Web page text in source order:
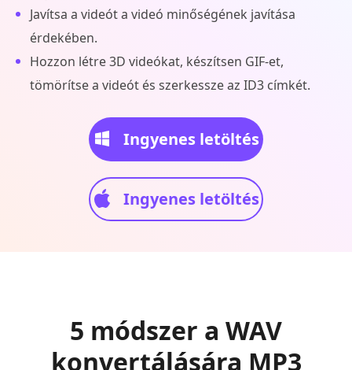
Javítsa a videót a videó minőségének javítása
érdekében.
Hozzon létre 3D videókat, készítsen GIF-et,
tömörítse a videót és szerkessze az ID3 címkét.
Ingyenes letöltés
Ingyenes letöltés
5 módszer a WAV
konvertálására MP3